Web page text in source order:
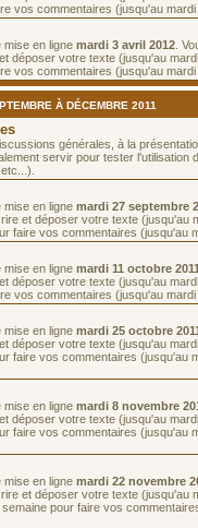
vos commentaires (jusqu'au
mise en ligne mardi 3 avril 2012 .
déposer votre texte (jusqu'au
vos commentaires (jusqu'au
À DÉCEMBRE 2011
générales, à la
servir pour tester l'utilisation
mise en ligne mardi 27 septembre
et déposer votre texte (jusqu'au
faire vos commentaires (jusqu'au
mise en ligne mardi 11 octobre
déposer votre texte (jusqu'au
vos commentaires (jusqu'au
mise en ligne mardi 25 octobre
déposer votre texte (jusqu'au
faire vos commentaires (jusqu'au
mise en ligne mardi 8 novembre
déposer votre texte (jusqu'au
faire vos commentaires (jusqu'au
mise en ligne mardi 22 novembre
et déposer votre texte (jusqu'au
pour faire vos